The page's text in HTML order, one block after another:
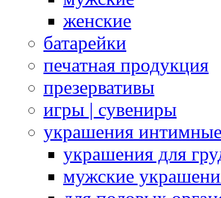
женские
батарейки
печатная продукция
презервативы
игры | сувениры
украшения
украшения для
мужские